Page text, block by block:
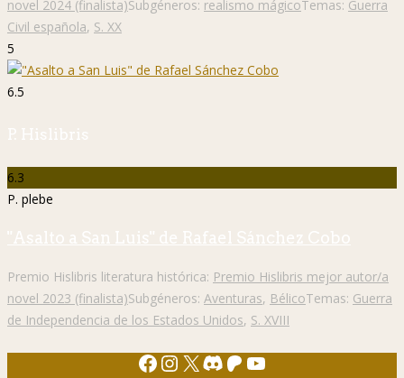
novel 2024 (finalista)Subgéneros: realismo mágicoTemas: Guerra
Civil española, S. XX
5
6.5
P. Hislibris
6.3
P. plebe
"Asalto a San Luis" de Rafael Sánchez Cobo
Premio Hislibris literatura histórica: Premio Hislibris mejor autor/a
novel 2023 (finalista)Subgéneros: Aventuras, BélicoTemas: Guerra
de Independencia de los Estados Unidos, S. XVIII
Facebook
Instagram
X Discord
Patreon
YouTube